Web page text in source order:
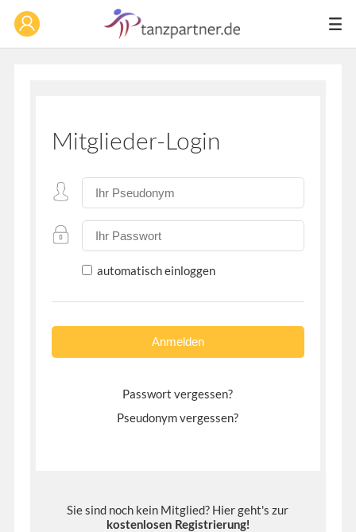
Mitglieder-Login
automatisch einloggen
Passwort vergessen?
Pseudonym vergessen?
Sie sind noch kein Mitglied? Hier geht's zur
kostenlosen Registrierung!